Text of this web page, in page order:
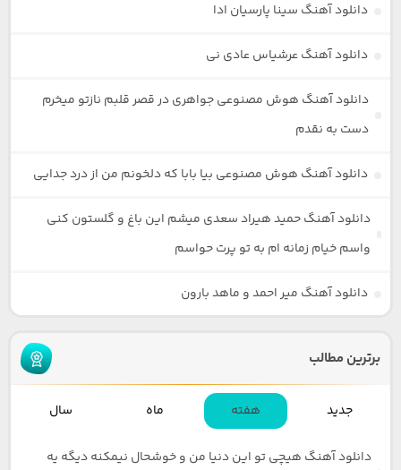
دانلود آهنگ سینا پارسیان ادا
دانلود آهنگ عرشیاس عادی نی
دانلود آهنگ هوش مصنوعی جواهری در قصر قلبم نازتو میخرم
دست به نقدم
دانلود آهنگ هوش مصنوعی بیا بابا که دلخونم من از درد جدایی
دانلود آهنگ حمید هیراد سعدی میشم این باغ و گلستون کنی
واسم خیام زمانه ام به تو پرت حواسم
دانلود آهنگ میر احمد و ماهد بارون
برترین مطالب
جدید هفته ماه سال
دانلود آهنگ هیچی تو این دنیا من و خوشحال نیمکنه دیگه یه